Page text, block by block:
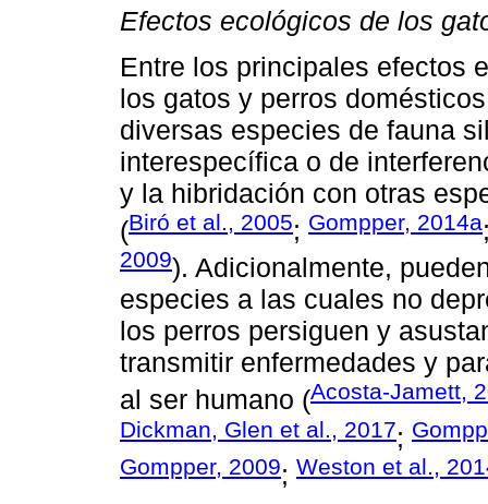
Efectos ecológicos de los
Entre los principales efectos
los gatos y perros
diversas especies de fauna
interespecífica o de
y la hibridación con otras
(Biró et al., 2005; Gompper, 2014a
2009). Adicionalmente,
especies a las cuales no
los perros persiguen y
transmitir enfermedades y
al ser humano (Acosta-Jamett,
Dickman, Glen et al., 2017;
Gompper, 2009; Weston et al.,